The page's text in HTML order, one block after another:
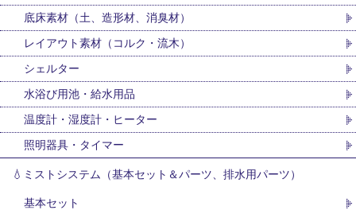
底床素材（土、造形材、消臭材）
レイアウト素材（コルク・流木）
シェルター
水浴び用池・給水用品
温度計・湿度計・ヒーター
照明器具・タイマー
💧ミストシステム（基本セット＆パーツ、排水用パーツ）
基本セット